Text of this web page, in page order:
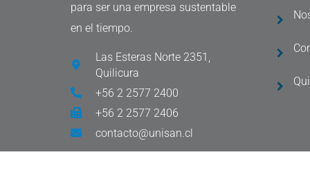
para ser una empresa sustentable
en el tiempo.
Las Esteras Norte 2351,
Quilicura
+56 2 2577 2400
+56 2 2577 2406
contacto@unisan.cl